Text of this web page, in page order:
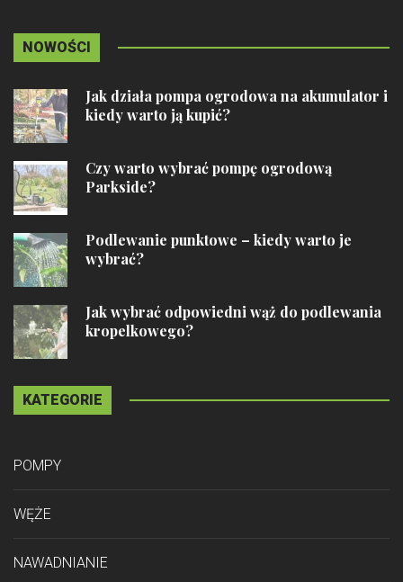
NOWOŚCI
Jak działa pompa ogrodowa na akumulator i
kiedy warto ją kupić?
Czy warto wybrać pompę ogrodową
Parkside?
Podlewanie punktowe – kiedy warto je
wybrać?
Jak wybrać odpowiedni wąż do podlewania
kropelkowego?
KATEGORIE
POMPY
WĘŻE
NAWADNIANIE